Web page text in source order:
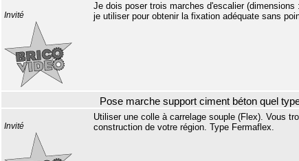
Invité
Je dois poser trois marches d'escalier
je utiliser pour obtenir la fixation adéquate sans
Pose marche support ciment béton quel
Invité
Utiliser une colle à carrelage souple (Flex). Vous
construction de votre région. Type Fermaflex.